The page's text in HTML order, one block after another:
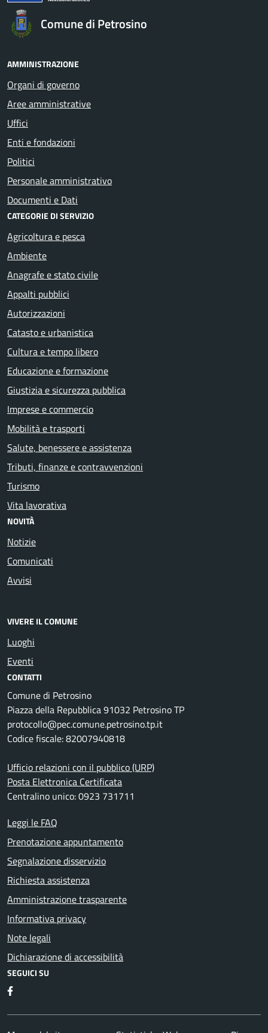
Comune di Petrosino
AMMINISTRAZIONE
Organi di governo
Aree amministrative
Uffici
Enti e fondazioni
Politici
Personale amministrativo
Documenti e Dati
CATEGORIE DI SERVIZIO
Agricoltura e pesca
Ambiente
Anagrafe e stato civile
Appalti pubblici
Autorizzazioni
Catasto e urbanistica
Cultura e tempo libero
Educazione e formazione
Giustizia e sicurezza pubblica
Imprese e commercio
Mobilità e trasporti
Salute, benessere e assistenza
Tributi, finanze e contravvenzioni
Turismo
Vita lavorativa
NOVITÀ
Notizie
Comunicati
Avvisi
VIVERE IL COMUNE
Luoghi
Eventi
CONTATTI
Comune di Petrosino
Piazza della Repubblica 91032 Petrosino TP
protocollo@pec.comune.petrosino.tp.it
Codice fiscale: 82007940818
Ufficio relazioni con il pubblico (URP)
Posta Elettronica Certificata
Centralino unico: 0923 731711
Leggi le FAQ
Prenotazione appuntamento
Segnalazione disservizio
Richiesta assistenza
Amministrazione trasparente
Informativa privacy
Note legali
Dichiarazione di accessibilità
SEGUICI SU
Facebook